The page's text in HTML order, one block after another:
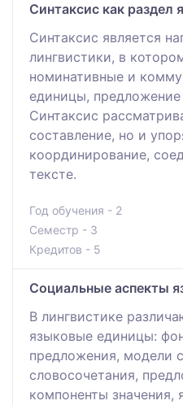
Синтаксис как раздел
Синтаксис является
лингвистики, в
номинативные и
единицы, предложение
Синтаксис
составление, но и
координирование,
тексте.
Год обучения - 2
Семестр - 3
Кредитов - 5
Социальные аспекты
В лингвистике
языковые единицы:
предложения, модели
словосочетания,
компоненты значения,